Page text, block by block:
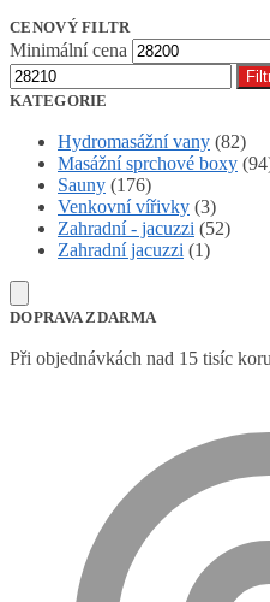
CENOVÝ FILTR
Minimální cena
KATEGORIE
Hydromasážní vany (82)
Masážní sprchové boxy
Sauny (176)
Venkovní vířivky (3)
Zahradní - jacuzzi (52)
Zahradní jacuzzi (1)
DOPRAVA ZDARMA
Při objednávkách nad 15 tisíc